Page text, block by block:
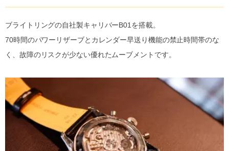
ブライトリングの自社製キャリバーB01を搭載。
70時間のパワーリザーブとカレンダー早送り機能の禁止時間帯のな
く、故障のリスクが少ない優れたムーブメントです。